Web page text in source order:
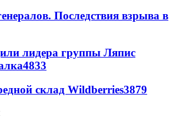
Последствия взрыва в
лидера группы Ляпис
4833
склад Wildberries3879